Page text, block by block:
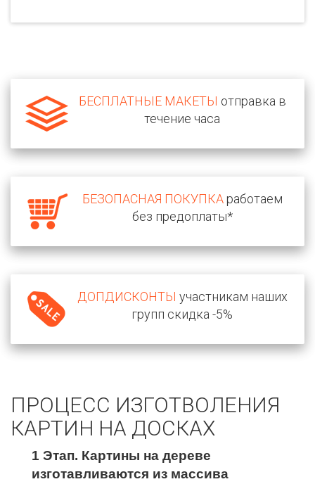
БЕСПЛАТНЫЕ МАКЕТЫ отправка в
течение часа
БЕЗОПАСНАЯ ПОКУПКАработаем
без предоплаты*
ДОПДИСКОНТЫ участникам наших
групп скидка -5%
ПРОЦЕСС ИЗГОТВОЛЕНИЯ
КАРТИН НА ДОСКАХ
1 Этап. Картины на дереве
изготавливаются из массива